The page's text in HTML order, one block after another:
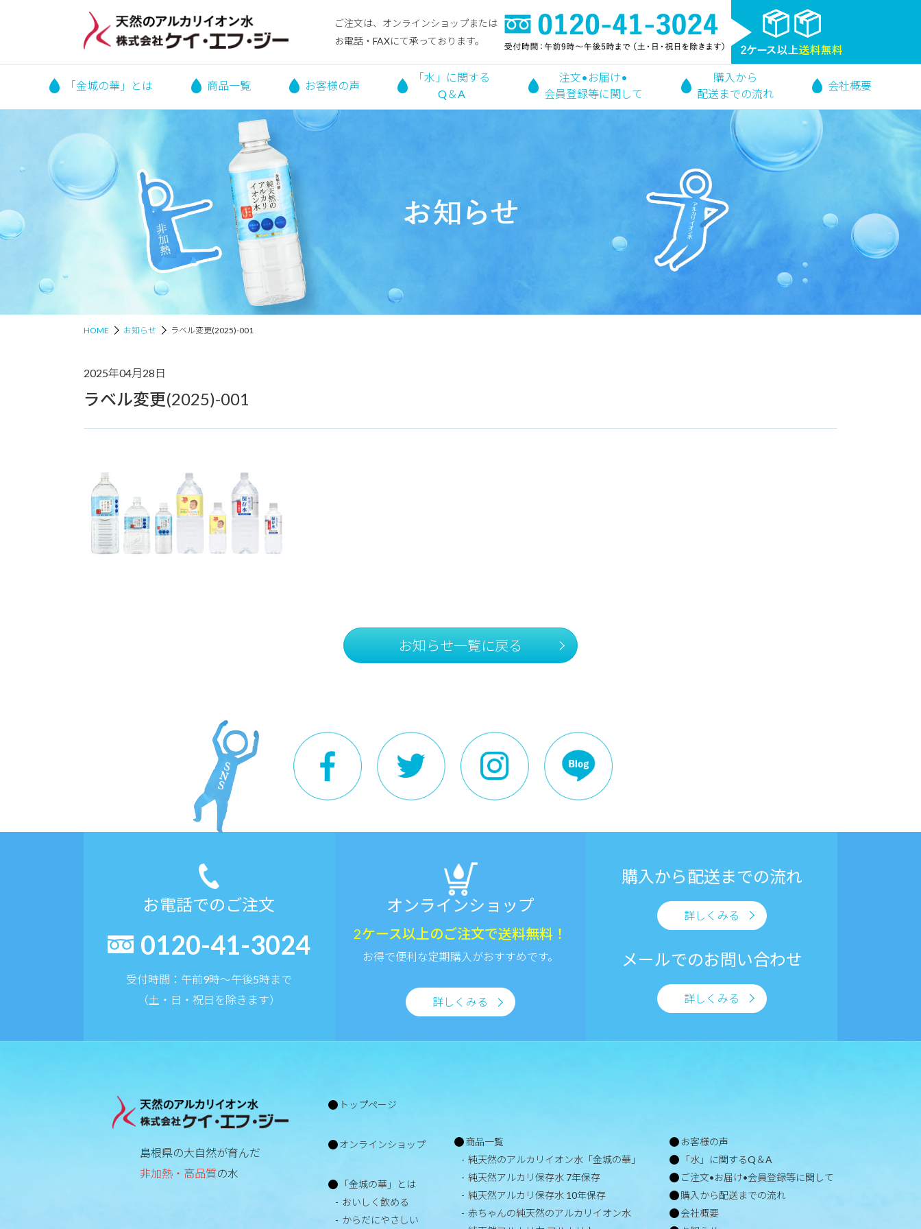
ご注文は、オンラインショップまたは
お電話・FAXにて承っております。
「金城の華」とは 商品一覧 お客様の声
「水」に関する
Q＆A
注文•お届け•
会員登録等に関して
購入から
配送までの流れ
会社概要
お知らせ
HOME お知らせ ラベル変更(2025)-001
2025年04月28日
ラベル変更(2025)-001
お知らせ一覧に戻る
お電話でのご注文
0120-41-3024
受付時間：午前9時〜午後5時まで
（土・日・祝日を除きます）
オンラインショップ
2ケース以上のご注文で送料無料！
お得で便利な定期購入がおすすめです。
詳しくみる
購入から配送までの流れ
詳しくみる
メールでのお問い合わせ
詳しくみる
島根県の大自然が育んだ
非加熱・高品質の水
トップページ
オンラインショップ
「金城の華」とは
おいしく飲める
からだにやさしい
商品一覧
純天然のアルカリイオン水「金城の華」
純天然アルカリ保存水 7年保存
純天然アルカリ保存水 10年保存
赤ちゃんの純天然のアルカリイオン水
お客様の声
「水」に関するQ＆A
ご注文•お届け•会員登録等に関して
購入から配送までの流れ
会社概要